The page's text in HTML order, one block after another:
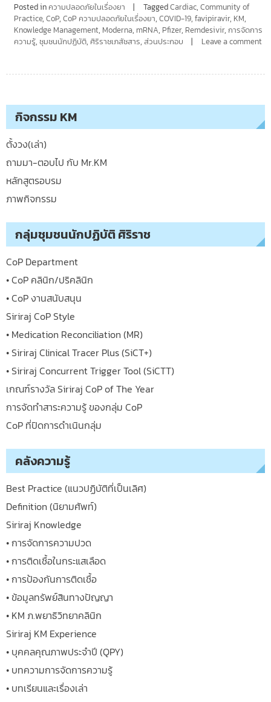
Posted in ความปลอดภัยในเรื่องยา TaggedCardiac, Community of
Practice, CoP, CoP ความปลอดภัยในเรื่องยา, COVID-19, favipiravir, KM,
Knowledge Management, Moderna, mRNA, Pfizer, Remdesivir, การจัดการ
ความรู้, ชุมชนนักปฏิบัติ, ศิริราชเภสัชสาร, ส่วนประกอบ Leave a comment
กิจกรรม KM
ตั้งวง(เล่า)
ถามมา-ตอบไป กับ Mr.KM
หลักสูตรอบรม
ภาพกิจกรรม
กลุ่มชุมชนนักปฏิบัติ ศิริราช
CoP Department
• CoP คลินิก/ปริคลินิก
• CoP งานสนับสนุน
Siriraj CoP Style
• Medication Reconciliation (MR)
• Siriraj Clinical Tracer Plus (SiCT+)
• Siriraj Concurrent Trigger Tool (SiCTT)
เกณฑ์รางวัล Siriraj CoP of The Year
การจัดทำสาระความรู้ ของกลุ่ม CoP
CoP ที่ปิดการดำเนินกลุ่ม
คลังความรู้
Best Practice (แนวปฏิบัติที่เป็นเลิศ)
Definition (นิยามศัพท์)
Siriraj Knowledge
• การจัดการความปวด
• การติดเชื้อในกระแสเลือด
• การป้องกันการติดเชื้อ
• ข้อมูลทรัพย์สินทางปัญญา
• KM ภ.พยาธิวิทยาคลินิก
Siriraj KM Experience
• บุคคลคุณภาพประจำปี (QPY)
• บทความการจัดการความรู้
• บทเรียนและเรื่องเล่า